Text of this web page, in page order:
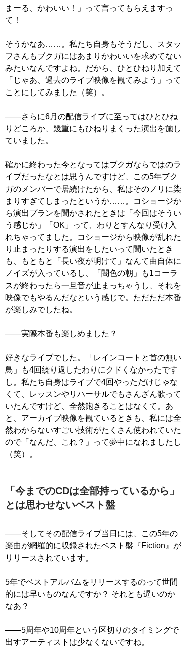
まーる、かわいい！」って言ってもらえますっ
て！
そうかなあ……。私たち自身もそうだし、スタッ
フさんもブクガにはあまりかわいいを求めてない
みたいなんですよね。だから、ひとひねり加えて
「じゃあ、過去のライブ映像を観てみよう」って
ことにしてみました（笑）。
――さらに6月の配信ライブに至ってはひとひね
りどころか、幾重にもひねりまくった演出を施し
ていました。
確かに終わった今となってはブクガならではのラ
イブだったなとは思うんですけど、この5年ブク
ガのメンバーで居続けたから、私はそのノリに染
まりすぎてしまったというか……。コショージか
ら演出プランを聞かされたときは「今回はそうい
う感じか」「OK」って、わりとすんなり受け入
れちゃってました。コショージから映像が乱れた
り止まったりする演出をしたいって聞いたとき
も、もともと「長い夜が明けて」なんて曲自体に
ノイズが入っているし、「闇色の朝」も1コーラ
スが終わったら一旦音が止まっちゃうし、それを
映像でもやるんだなという感じで。ただただ本番
が楽しみでしたね。
――実際本番も楽しめました？
好きなライブでした。「レインコートと首の無い
鳥」も4回繰り返したわりにクドくなかったです
し。私たち自身はライブで4回やっただけじゃな
くて、レッスンやリハーサルでもさんざん歌って
いたんですけど、全然飽きることはなくて。あ
と、アーカイブ映像を観ているときも、私には全
然わからないすごい技術がたくさん使われていた
ので「なんだ、これ？」って夢中になれましたし
（笑）。
「今までのCDは全部持っているから」
とは思わせないベスト盤
――そしてその配信ライブ当日には、この5年の
楽曲が網羅的に収録されたベスト盤『Fiction』が
リリースされています。
5年でベストアルバムをリリースするのって世間
的には早いものなんですか？ それとも遅いのか
なあ？
――5周年や10周年という区切りのタイミングで
出すアーティストは少なくないですね。